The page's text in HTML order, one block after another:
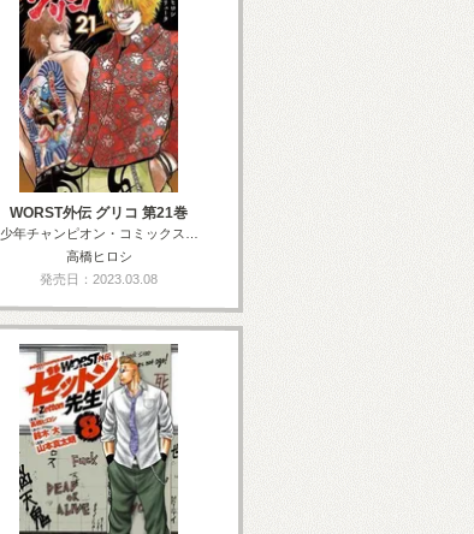
WORST外伝 グリコ 第21巻
少年チャンピオン・コミックス…
高橋ヒロシ
発売日：2023.03.08